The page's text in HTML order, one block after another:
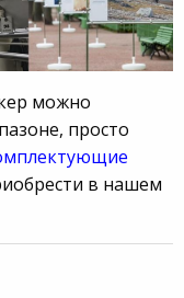
можно
просто
в нашем